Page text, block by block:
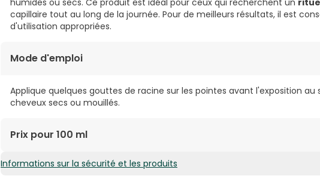
humides ou secs. Ce produit est idéal pour ceux qui recherchent un
capillaire tout au long de la journée. Pour de meilleurs résultats, il est
d'utilisation appropriées.
Mode d'emploi
Applique quelques gouttes de racine sur les pointes avant l'exposition au
cheveux secs ou mouillés.
Prix pour 100 ml
19,82€ / 100 ml
Informations sur la sécurité et les produits